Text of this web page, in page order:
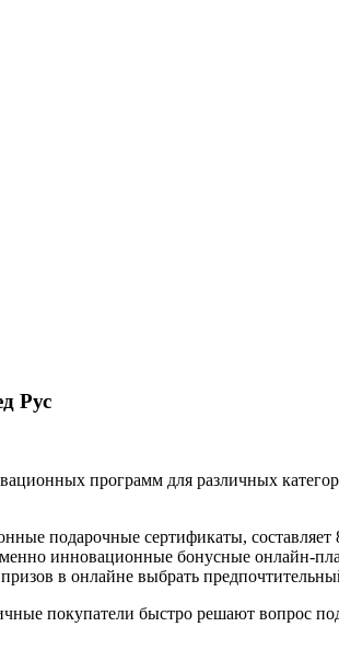
Рус
программ для различных
подарочные сертификаты,
инновационные бонусные онлайн-
в онлайне выбрать
покупатели быстро решают вопрос